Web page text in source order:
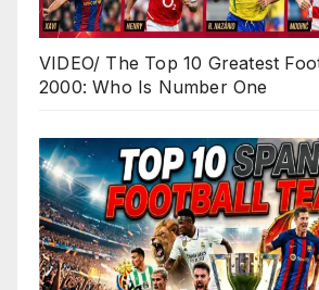
VIDEO/ The Top 10 Greatest
2000: Who Is Number One